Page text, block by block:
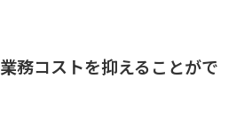
業務コストを抑えることがで